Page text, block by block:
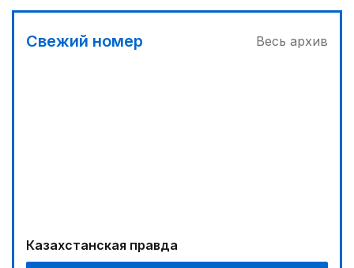
Свежий номер Весь архив
Казахстанская правда